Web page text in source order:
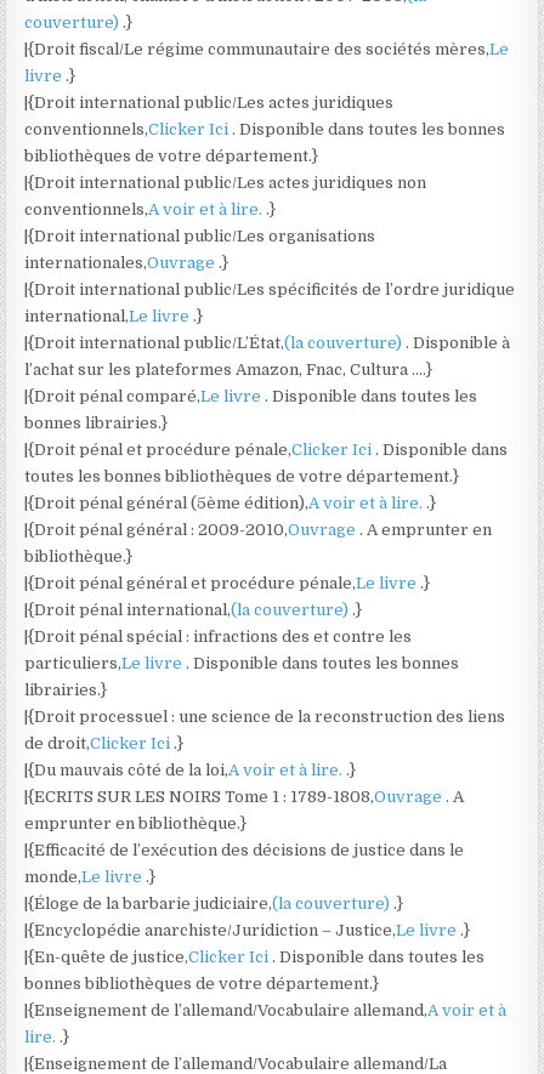
couverture).}
|{Droit fiscal/Le régime communautaire des sociétés mères,Le
livre.}
|{Droit international public/Les actes juridiques
conventionnels,Clicker Ici. Disponible dans toutes les bonnes
bibliothèques de votre département.}
|{Droit international public/Les actes juridiques non
conventionnels,A voir et à lire..}
|{Droit international public/Les organisations
internationales,Ouvrage.}
|{Droit international public/Les spécificités de l’ordre juridique
international,Le livre.}
|{Droit international public/L’État,(la couverture). Disponible à
l’achat sur les plateformes Amazon, Fnac, Cultura ….}
|{Droit pénal comparé,Le livre. Disponible dans toutes les
bonnes librairies.}
|{Droit pénal et procédure pénale,Clicker Ici. Disponible dans
toutes les bonnes bibliothèques de votre département.}
|{Droit pénal général (5ème édition),A voir et à lire..}
|{Droit pénal général : 2009-2010,Ouvrage. A emprunter en
bibliothèque.}
|{Droit pénal général et procédure pénale,Le livre.}
|{Droit pénal international,(la couverture).}
|{Droit pénal spécial : infractions des et contre les
particuliers,Le livre. Disponible dans toutes les bonnes
librairies.}
|{Droit processuel : une science de la reconstruction des liens
de droit,Clicker Ici.}
|{Du mauvais côté de la loi,A voir et à lire..}
|{ECRITS SUR LES NOIRS Tome 1 : 1789-1808,Ouvrage. A
emprunter en bibliothèque.}
|{Efficacité de l’exécution des décisions de justice dans le
monde,Le livre.}
|{Éloge de la barbarie judiciaire,(la couverture).}
|{Encyclopédie anarchiste/Juridiction – Justice,Le livre.}
|{En-quête de justice,Clicker Ici. Disponible dans toutes les
bonnes bibliothèques de votre département.}
|{Enseignement de l’allemand/Vocabulaire allemand,A voir et à
lire..}
|{Enseignement de l’allemand/Vocabulaire allemand/La